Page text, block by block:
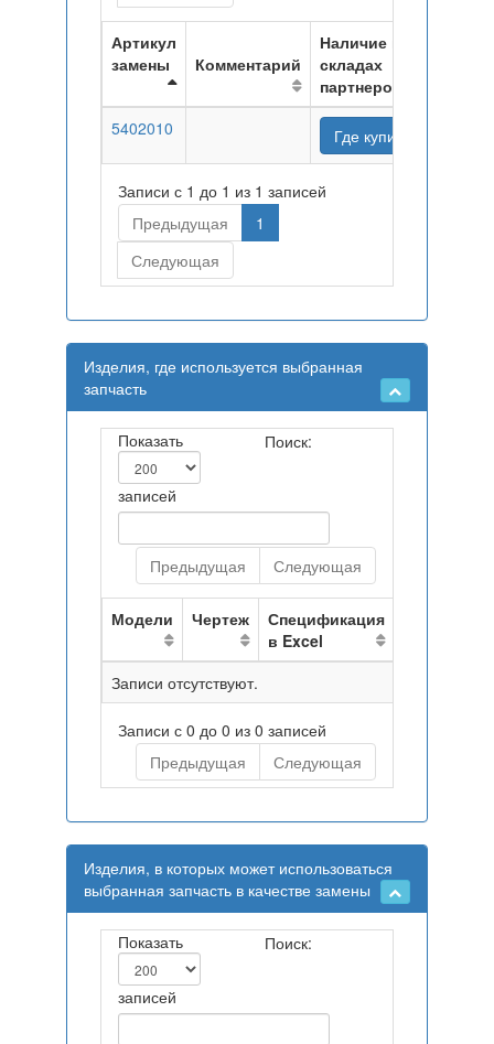
Артикул
замены
Комментарий
Наличие на
складах
партнеров
5402010
Где купить
Записи с 1 до 1 из 1 записей
Предыдущая
1
Следующая
Изделия, где используется выбранная
запчасть
Показать
записей
Поиск:
Предыдущая Следующая
Модели Чертеж
Спецификация
в Excel
Записи отсутствуют.
Записи с 0 до 0 из 0 записей
Предыдущая
Следующая
Изделия, в которых может использоваться
выбранная запчасть в качестве замены
Показать
записей
Поиск: